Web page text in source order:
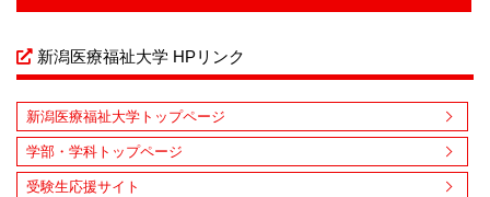
新潟医療福祉大学 HPリンク
新潟医療福祉大学トップページ
学部・学科トップページ
受験生応援サイト